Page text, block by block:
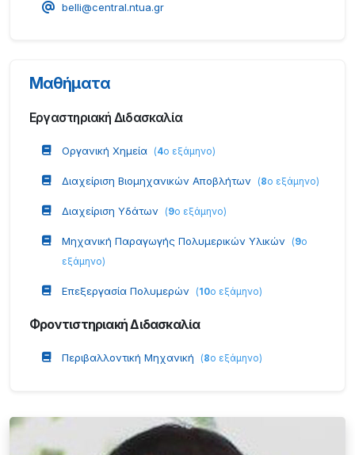
belli@central.ntua.gr
Μαθήματα
Εργαστηριακή Διδασκαλία
Οργανική Χημεία (4ο εξάμηνο)
Διαχείριση Βιομηχανικών Αποβλήτων (8ο εξάμηνο)
Διαχείριση Υδάτων (9ο εξάμηνο)
Μηχανική Παραγωγής Πολυμερικών Υλικών (9ο
εξάμηνο)
Επεξεργασία Πολυμερών (10ο εξάμηνο)
Φροντιστηριακή Διδασκαλία
Περιβαλλοντική Μηχανική (8ο εξάμηνο)